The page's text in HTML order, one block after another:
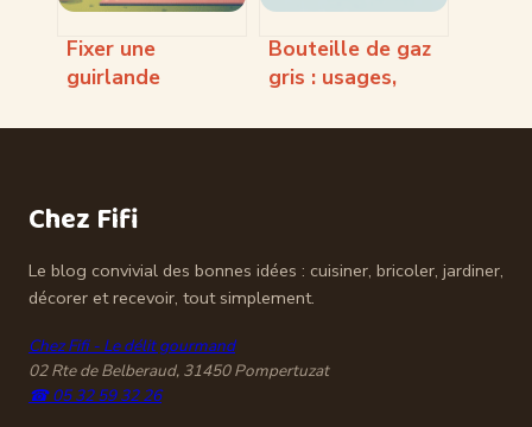
Fixer une
guirlande
percer : méthodes
Bouteille de gaz
gris : usages,
futé
Chez Fifi
Le blog convivial des bonnes idées : cuisiner, bricoler, jardiner,
décorer et recevoir, tout simplement.
Chez Fifi - Le délit gourmand
02 Rte de Belberaud, 31450 Pompertuzat
☎ 05 32 59 32 26